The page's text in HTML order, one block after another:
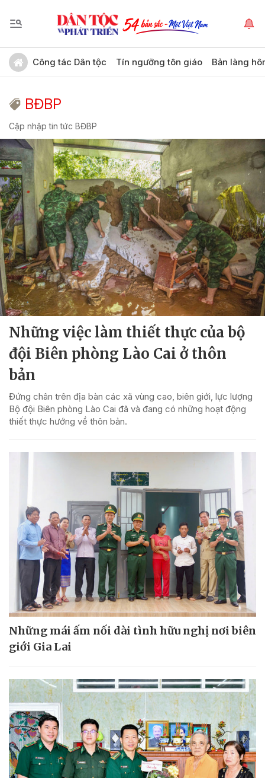
Công tác Dân tộc Tín ngưỡng tôn giáo Bản làng
BĐBP
Cập nhập tin tức BĐBP
Những việc làm thiết thực của bộ
đội Biên phòng Lào Cai ở thôn
bản
Đứng chân trên địa bàn các xã vùng cao, biên giới, lực lượng
Bộ đội Biên phòng Lào Cai đã và đang có những hoạt động
thiết thực hướng về thôn bản.
Những mái ấm nối dài tình hữu nghị nơi biên
giới Gia Lai